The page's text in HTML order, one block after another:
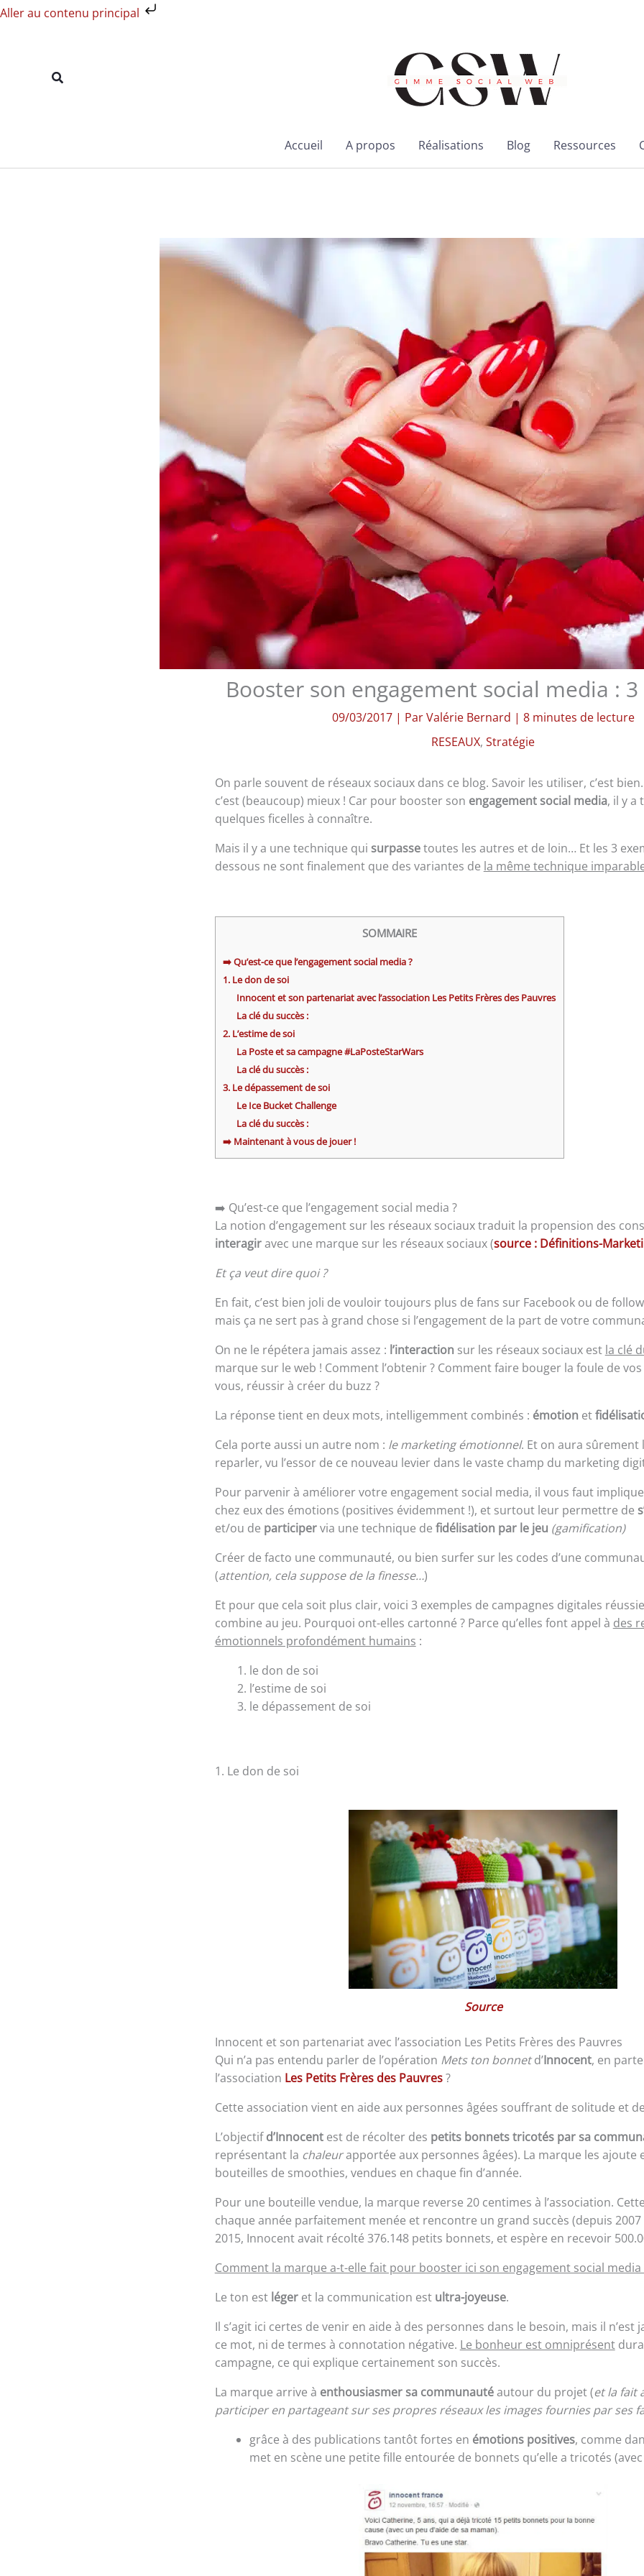
Aller au contenu principal
Aller
Rechercher
Accueil A propos Réalisations Blog Ressources
Booster son engagement social media :
09/03/2017 | ParValérie Bernard | 8 minutes de lecture
RESEAUX, Stratégie
On parle souvent de réseaux sociaux dans ce blog. Savoir les utiliser, c’est
c’est (beaucoup) mieux ! Car pour booster son engagement social media, il y a
quelques ficelles à connaître.
Mais il y a une technique qui surpassetoutes les autres et de loin… Et les 3
dessous ne sont finalement que des variantes de la même technique
SOMMAIRE
➡️ Qu’est-ce que l’engagement social media ?
1. Le don de soi
Innocent et son partenariat avec l’association Les Petits Frères des Pauvres
La clé du succès :
2. L’estime de soi
La Poste et sa campagne #LaPosteStarWars
La clé du succès :
3. Le dépassement de soi
Le Ice Bucket Challenge
La clé du succès :
➡️ Maintenant à vous de jouer !
➡️ Qu’est-ce que l’engagement social media ?
La notion d’engagement sur les réseaux sociaux traduit la propension des
interagiravec une marque sur les réseaux sociaux (source : Définitions-
Et ça veut dire quoi ?
En fait, c’est bien joli de vouloir toujours plus de fans sur Facebook ou de
mais ça ne sert pas à grand chose si l’engagement de la part de votre
On ne le répétera jamais assez : l’interaction sur les réseaux sociaux est la clé
marque sur le web ! Comment l’obtenir ? Comment faire bouger la foule de
vous, réussir à créer du buzz ?
La réponse tient en deux mots, intelligemment combinés : émotion et
Cela porte aussi un autre nom : le marketing émotionnel. Et on aura sûrement
reparler, vu l’essor de ce nouveau levier dans le vaste champ du marketing
Pour parvenir à améliorer votre engagement social media, il vous faut
chez eux des émotions (positives évidemment !), et surtout leur permettre de
et/ou de participervia une technique de fidélisation par le jeu (gamification)
Créer de facto une communauté, ou bien surfer sur les codes d’une
(attention, cela suppose de la finesse…)
Et pour que cela soit plus clair, voici 3 exemples de campagnes digitales
combine au jeu. Pourquoi ont-elles cartonné ? Parce qu’elles font appel à des
émotionnels profondément humains :
le don de soi
l’estime de soi
le dépassement de soi
1. Le don de soi
Source
Innocent et son partenariat avec l’association Les Petits Frères des Pauvres
Qui n’a pas entendu parler de l’opération Mets ton bonnetd’Innocent, en
l’association Les Petits Frères des Pauvres?
Cette association vient en aide aux personnes âgées souffrant de solitude et
L’objectifd’Innocentest de récolter des petits bonnets tricotés par sa
représentant la chaleurapportée aux personnes âgées). La marque les ajoute
bouteilles de smoothies, vendues en chaque fin d’année.
Pour une bouteille vendue, la marque reverse 20 centimes à l’association.
chaque année parfaitement menée et rencontre un grand succès (depuis 2007
2015, Innocent avait récolté 376.148 petits bonnets, et espère en recevoir
Comment la marque a-t-elle fait pour booster ici son engagement social media
Le ton est légeret la communication est ultra-joyeuse.
Il s’agit ici certes de venir en aide à des personnes dans le besoin, mais il n’est
ce mot, ni de termes à connotation négative. Le bonheur est omniprésent
campagne, ce qui explique certainement son succès.
La marque arrive à enthousiasmer sa communautéautour du projet (et la fait
participer en partageant sur ses propres réseaux les images fournies par ses
grâce à des publications tantôt fortes en émotions positives, comme
met en scène une petite fille entourée de bonnets qu’elle a tricotés